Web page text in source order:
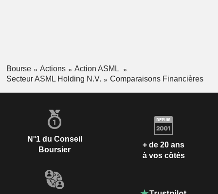
Bourse Actions
Action ASML
Secteur ASML Holding N.V.
Comparaisons Financières
N°1 du Conseil
Boursier
+ de 20 ans
à vos côtés